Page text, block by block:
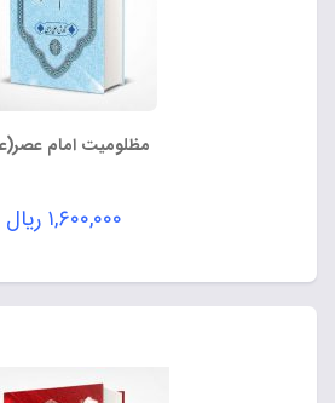
مظلومیت امام
۱,۶۰۰,۰۰۰ ریال